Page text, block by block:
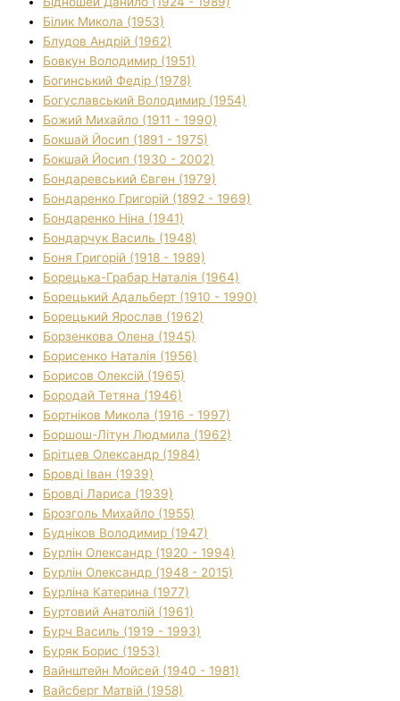
Білик Микола (1953)
Блудов Андрій (1962)
Бовкун Володимир (1951)
Богинський Федір (1978)
Богуславський Володимир (1954)
Божий Михайло (1911 - 1990)
Бокшай Йосип (1891 - 1975)
Бокшай Йосип (1930 - 2002)
Бондаревський Євген (1979)
Бондаренко Григорій (1892 - 1969)
Бондаренко Ніна (1941)
Бондарчук Василь (1948)
Боня Григорій (1918 - 1989)
Борецька-Грабар Наталія (1964)
Борецький Адальберт (1910 - 1990)
Борецький Ярослав (1962)
Борзенкова Олена (1945)
Борисенко Наталія (1956)
Борисов Олексій (1965)
Бородай Тетяна (1946)
Бортніков Микола (1916 - 1997)
Боршош-Літун Людмила (1962)
Брітцев Олександр (1984)
Бровді Іван (1939)
Бровді Лариса (1939)
Брозголь Михайло (1955)
Будніков Володимир (1947)
Бурлін Олександр (1920 - 1994)
Бурлін Олександр (1948 - 2015)
Бурліна Катерина (1977)
Буртовий Анатолій (1961)
Бурч Василь (1919 - 1993)
Буряк Борис (1953)
Вайнштейн Мойсей (1940 - 1981)
Вайсберг Матвій (1958)